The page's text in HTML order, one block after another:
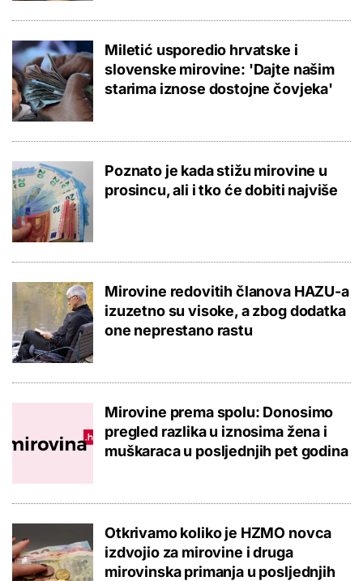
Miletić usporedio hrvatske i
slovenske mirovine: 'Dajte našim
starima iznose dostojne čovjeka'
Poznato je kada stižu mirovine u
prosincu, ali i tko će dobiti najviše
Mirovine redovitih članova HAZU-a
izuzetno su visoke, a zbog dodatka
one neprestano rastu
Mirovine prema spolu: Donosimo
pregled razlika u iznosima žena i
muškaraca u posljednjih pet godina
Otkrivamo koliko je HZMO novca
izdvojio za mirovine i druga
mirovinska primanja u posljednjih